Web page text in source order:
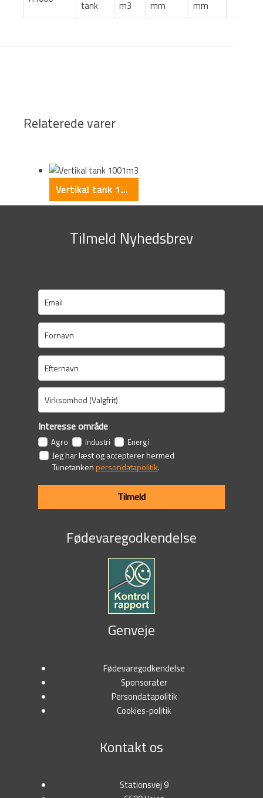
tank
m3
mm
mm
Relaterede varer
Vertikal tank 1001m3
Tilmeld Nyhedsbrev
Interesse område
Agro Industri Energi
Jeg har læst og accepterer hermed
Tunetankenpersondatapolitik.
Tilmeld
Fødevaregodkendelse
Genveje
Fødevaregodkendelse
Sponsorater
Persondatapolitik
Cookies-politik
Kontakt os
Stationsvej 9